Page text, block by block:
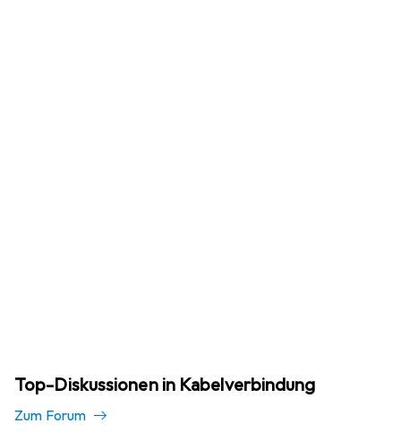
Top-Diskussionen in Kabelverbindung
Zum Forum